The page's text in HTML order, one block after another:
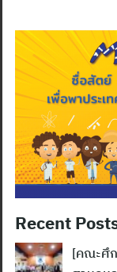
Recent
[คณะศึก